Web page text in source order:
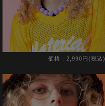
価格：2,990円(税込)